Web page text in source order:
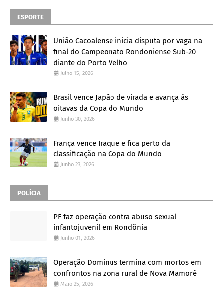
ESPORTE
União Cacoalense inicia disputa por vaga na
final do Campeonato Rondoniense Sub-20
diante do Porto Velho
Julho 15, 2026
Brasil vence Japão de virada e avança às
oitavas da Copa do Mundo
Junho 30, 2026
França vence Iraque e fica perto da
classificação na Copa do Mundo
Junho 23, 2026
POLÍCIA
PF faz operação contra abuso sexual
infantojuvenil em Rondônia
Junho 01, 2026
Operação Dominus termina com mortos em
confrontos na zona rural de Nova Mamoré
Maio 25, 2026